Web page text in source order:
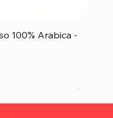
100% Arabica -